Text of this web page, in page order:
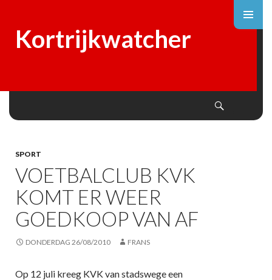
Kortrijkwatcher
SPORT
VOETBALCLUB KVK
KOMT ER WEER
GOEDKOOP VAN AF
DONDERDAG 26/08/2010 FRANS
Op 12 juli kreeg KVK van stadswege een